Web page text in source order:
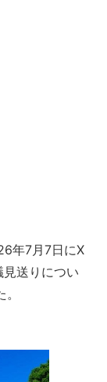
年7月7日にX
送りについ